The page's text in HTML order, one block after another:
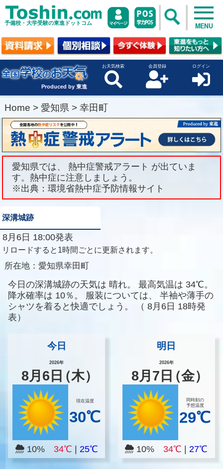
予備校・大学受験の東進ドットコム MENU
Produced by 東進
お天気検索 会員登録 ログイン
Home > 愛知県 > 幸田町
愛知県では、 熱中症警戒アラート が出ていま
す。熱中症に注意しましょう。
※出典：環境省熱中症予防情報サイト
深溝城跡
8月6日 18:00発表
リロードすると1時間ごとに更新されます。
所在地： 愛知県幸田町
今日の深溝城跡の天気は 晴れ。 最高気温は 34℃。
降水確率は 10％。 服装については、
半袖や薄手の
シャツを着ると快適でしょう。
（ 8月6日 18時発
表）
今日
2026年
8月 6 日（木）
現在温度
30℃
10% 34℃ 25℃
明日
2026年
8月 7 日（金）
同時刻の
予想温度
29℃
10%34℃ 27℃